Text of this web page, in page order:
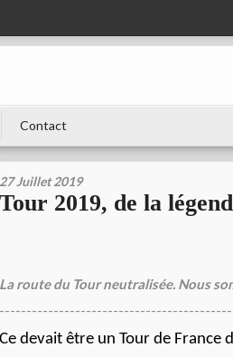
Contact
27 Juillet 2019
Tour 2019, de la
La route du Tour neutralisée. Nous
Ce devait être un Tour de France